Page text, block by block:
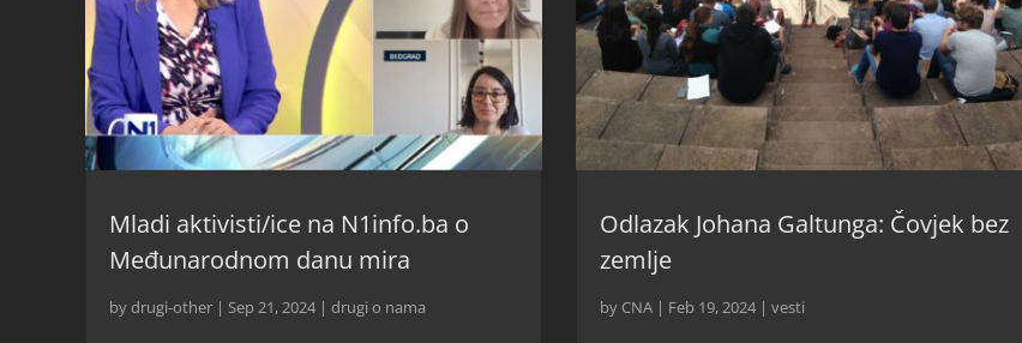
Mladi aktivisti/ice na N1info.ba o
Međunarodnom danu mira
bydrugi-other | Sep 21, 2024 | drugi o nama
Odlazak Johana Galtunga: Čovjek bez
zemlje
by CNA | Feb 19, 2024 |vesti